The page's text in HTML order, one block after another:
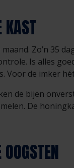
KAST
maand. Zo’n 35
Is alles
Voor de imker
de bijen
De